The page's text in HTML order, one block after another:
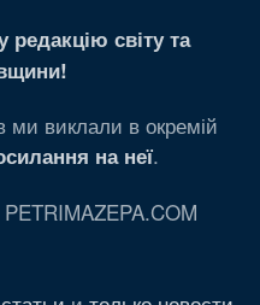
світу та
ми виклали в окремій
на неї.